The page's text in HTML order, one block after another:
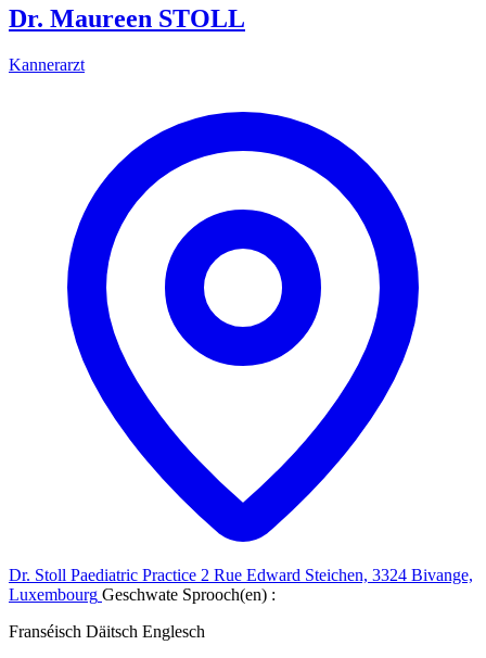
Dr. Maureen STOLL
Kannerarzt
Dr. Stoll Paediatric Practice 2 Rue Edward Steichen, 3324 Bivange,
Luxembourg Geschwate Sprooch(en) :
Franséisch Däitsch Englesch